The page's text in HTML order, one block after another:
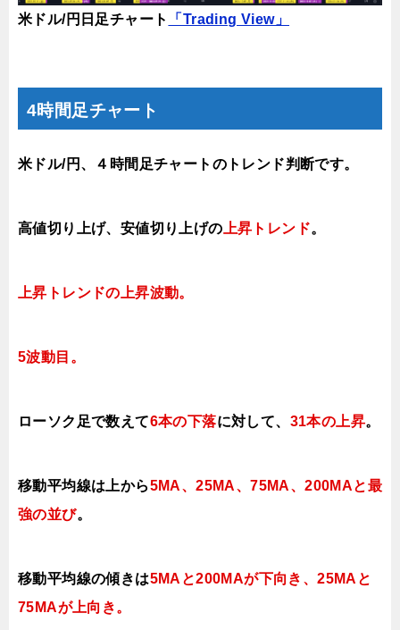
米ドル/円日足チャート 「Trading View」
4時間足チャート
米ドル/円、４時間足チャートのトレンド判断です。
高値切り上げ、安値切り上げの 上昇トレンド。
上昇トレンドの上昇波動。
5波動目。
ローソク足で数えて6本の下落に対して、 31本の上昇。
移動平均線は上から5MA、25MA、75MA、200MAと最
強の並び。
移動平均線の傾きは5MAと200MAが下向き、25MAと
75MAが上向き。